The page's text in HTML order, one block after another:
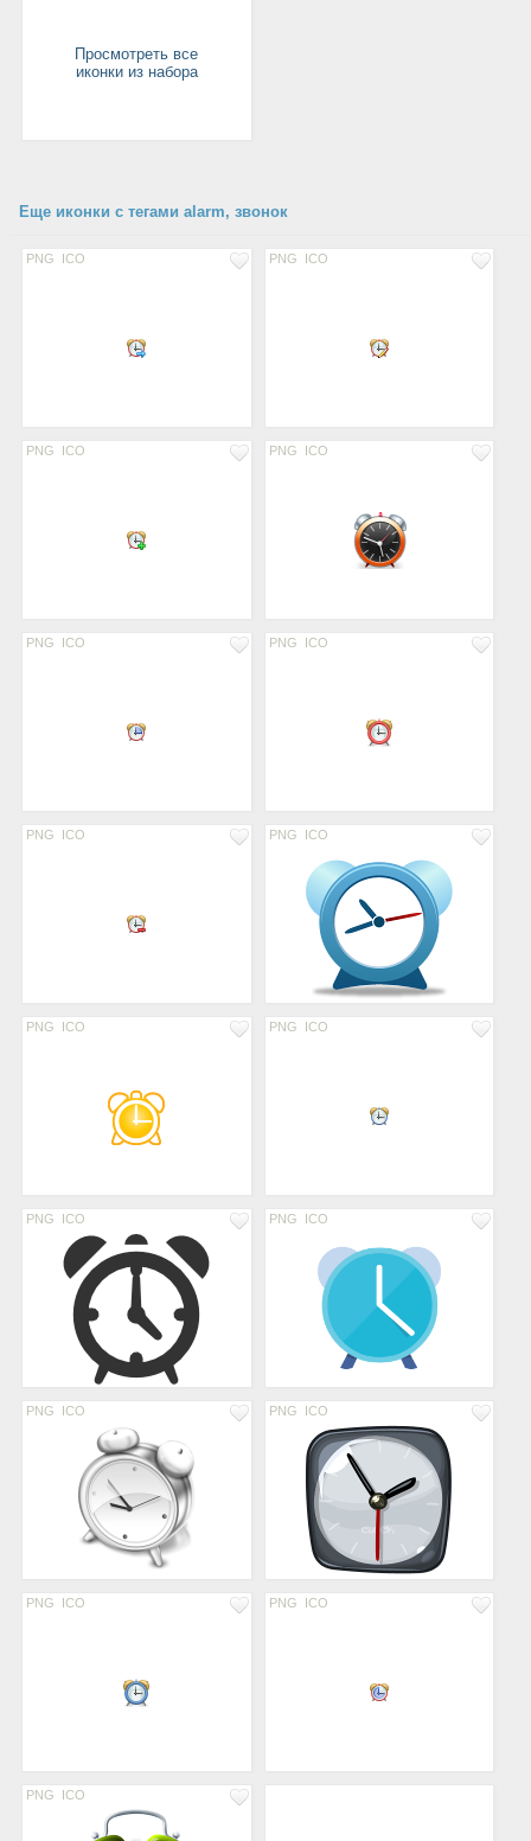
Просмотреть все
иконки из набора
Еще иконки с тегами alarm, звонок
PNG ICO PNG ICO
PNG ICO PNG ICO
PNG ICO PNG ICO
PNG ICO PNG ICO
PNG ICO PNG ICO
PNG ICO PNG ICO
PNG ICO PNG ICO
PNG ICO PNG ICO
PNG ICO